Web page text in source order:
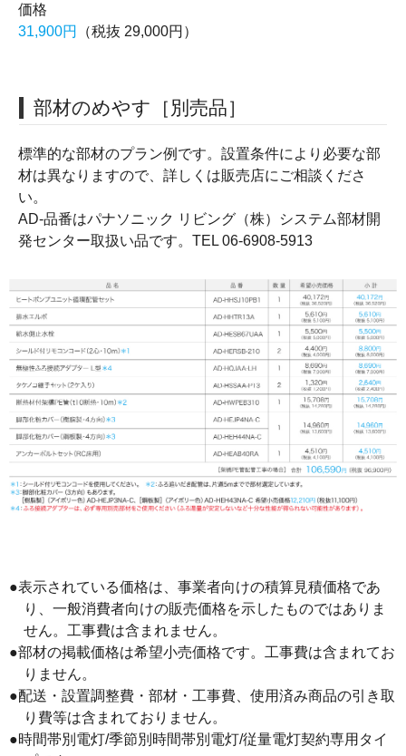
価格
31,900円
（税抜 29,000円）
部材のめやす［別売品］
標準的な部材のプラン例です。設置条件により必要な部
材は異なりますので、詳しくは販売店にご相談くださ
い。
AD-品番はパナソニック リビング（株）システム部材開
発センター取扱い品です。TEL 06-6908-5913
●表示されている価格は、事業者向けの積算見積価格であ
り、一般消費者向けの販売価格を示したものではありま
せん。工事費は含まれません。
●部材の掲載価格は希望小売価格です。工事費は含まれてお
りません。
●配送・設置調整費・部材・工事費、使用済み商品の引き取
り費等は含まれておりません。
●時間帯別電灯/季節別時間帯別電灯/従量電灯契約専用タイ